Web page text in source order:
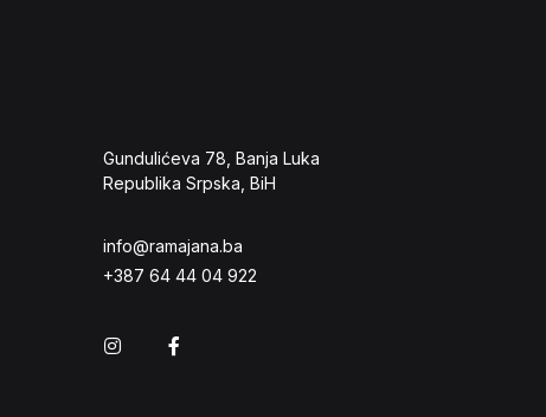
Gundulićeva 78, Banja Luka
Republika Srpska, BiH
info@ramajana.ba
+387 64 44 04 922
Instagram